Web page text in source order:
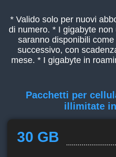
* Valido solo per nuovi
di numero. * I gigabyte
saranno disponibili
successivo, con
mese. * I gigabyte in
Pacchetti per
illimitate
30 GB